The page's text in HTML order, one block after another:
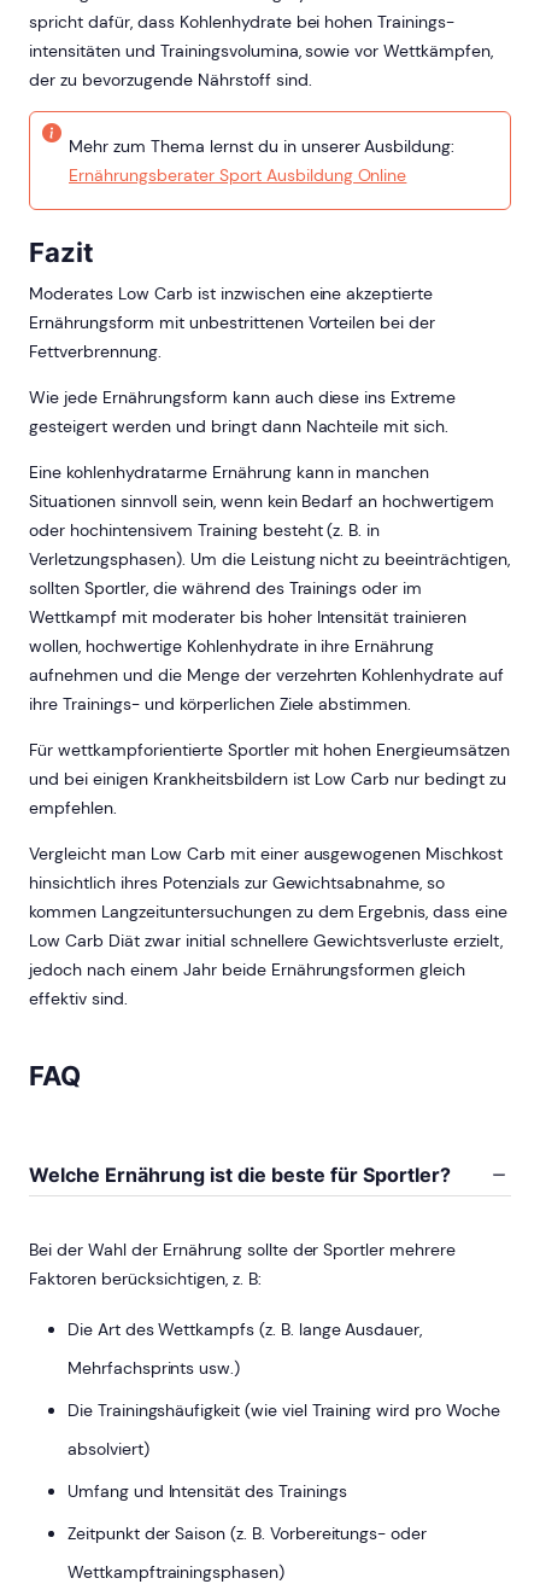
spricht dafür, dass Kohlenhydrate bei hohen Trainings-
intensitäten und Trainingsvolumina, sowie vor Wettkämpfen,
der zu bevorzugende Nährstoff sind.
Mehr zum Thema lernst du in unserer Ausbildung:
Ernährungsberater Sport Ausbildung Online
Fazit
Moderates Low Carb ist inzwischen eine akzeptierte
Ernährungsform mit unbestrittenen Vorteilen bei der
Fettverbrennung.
Wie jede Ernährungsform kann auch diese ins Extreme
gesteigert werden und bringt dann Nachteile mit sich.
Eine kohlenhydratarme Ernährung kann in manchen
Situationen sinnvoll sein, wenn kein Bedarf an hochwertigem
oder hochintensivem Training besteht (z. B. in
Verletzungsphasen). Um die Leistung nicht zu beeinträchtigen,
sollten Sportler, die während des Trainings oder im
Wettkampf mit moderater bis hoher Intensität trainieren
wollen, hochwertige Kohlenhydrate in ihre Ernährung
aufnehmen und die Menge der verzehrten Kohlenhydrate auf
ihre Trainings- und körperlichen Ziele abstimmen.
Für wettkampforientierte Sportler mit hohen Energieumsätzen
und bei einigen Krankheitsbildern ist Low Carb nur bedingt zu
empfehlen.
Vergleicht man Low Carb mit einer ausgewogenen Mischkost
hinsichtlich ihres Potenzials zur Gewichtsabnahme, so
kommen Langzeituntersuchungen zu dem Ergebnis, dass eine
Low Carb Diät zwar initial schnellere Gewichtsverluste erzielt,
jedoch nach einem Jahr beide Ernährungsformen gleich
effektiv sind.
FAQ
Welche Ernährung ist die beste für Sportler?
Bei der Wahl der Ernährung sollte der Sportler mehrere
Faktoren berücksichtigen, z. B:
Die Art des Wettkampfs (z. B. lange Ausdauer,
Mehrfachsprints usw.)
Die Trainingshäufigkeit (wie viel Training wird pro Woche
absolviert)
Umfang und Intensität des Trainings
Zeitpunkt der Saison (z. B. Vorbereitungs- oder
Wettkampftrainingsphasen)